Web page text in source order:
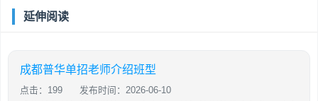
延伸阅读
成都普华单招老师介绍班型
点击：199 发布时间：2026-06-10